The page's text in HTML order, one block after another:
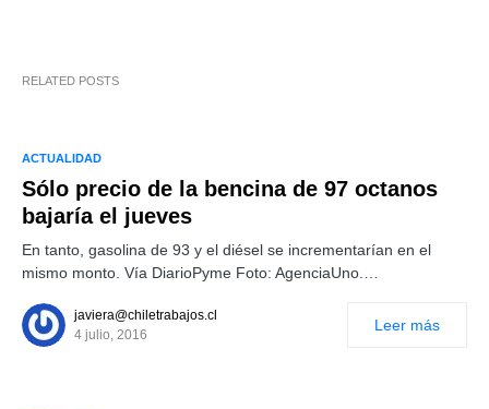
RELATED POSTS
ACTUALIDAD
Sólo precio de la bencina de 97 octanos
bajaría el jueves
En tanto, gasolina de 93 y el diésel se incrementarían en el
mismo monto. Vía DiarioPyme Foto: AgenciaUno.…
javiera@chiletrabajos.cl
4 julio, 2016
Leer más